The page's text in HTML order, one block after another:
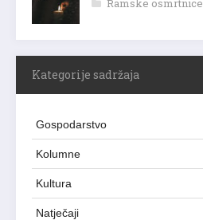
Kategorije sadržaja
Gospodarstvo
Kolumne
Kultura
Natječaji